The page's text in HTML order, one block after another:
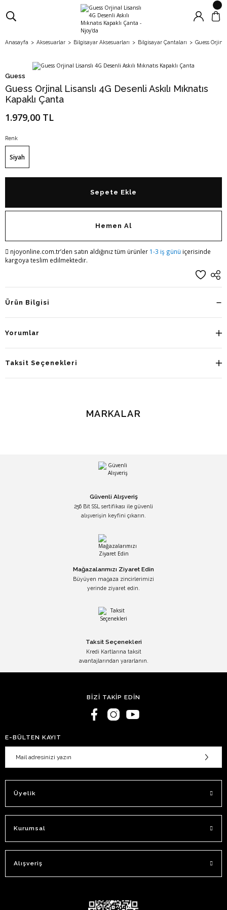
Anasayfa Aksesuarlar Bilgisayar Aksesuarları Bilgisayar Çantaları Guess
Guess
Guess Orjinal Lisanslı 4G Desenli Askılı Mıknatıs
Kapaklı Çanta
1.979,00 TL
Renk
Siyah
Sepete Ekle
Hemen Al
njoyonline.com.tr’den satın aldığınız tüm ürünler 1-3 iş günü içerisinde
kargoya teslim edilmektedir.
Ürün Bilgisi
Yorumlar
Taksit Seçenekleri
MARKALAR
Güvenli Alışveriş
256 Bit SSL sertifikası ile güvenli
alışverişin keyfini çıkarın.
Mağazalarımızı Ziyaret Edin
Büyüyen mağaza zincirlerimizi
yerinde ziyaret edin.
Taksit Seçenekleri
Kredi Kartlarına taksit
avantajlarından yararlanın.
BİZİ TAKİP EDİN
E-BÜLTEN KAYIT
Üyelik
Kurumsal
Alışveriş